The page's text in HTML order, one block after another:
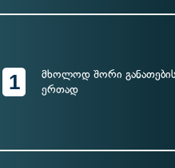
1
მხოლოდ შორი
ერთად